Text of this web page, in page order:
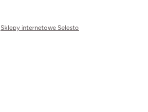
Sklepy internetowe Selesto